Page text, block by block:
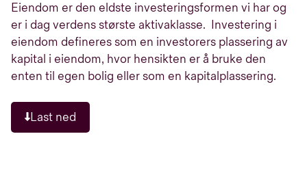
Eiendom er den eldste investeringsformen vi har og
er i dag verdens største aktivaklasse. Investering i
eiendom defineres som en investorers plassering av
kapital i eiendom, hvor hensikten er å bruke den
enten til egen bolig eller som en kapitalplassering.
Last ned